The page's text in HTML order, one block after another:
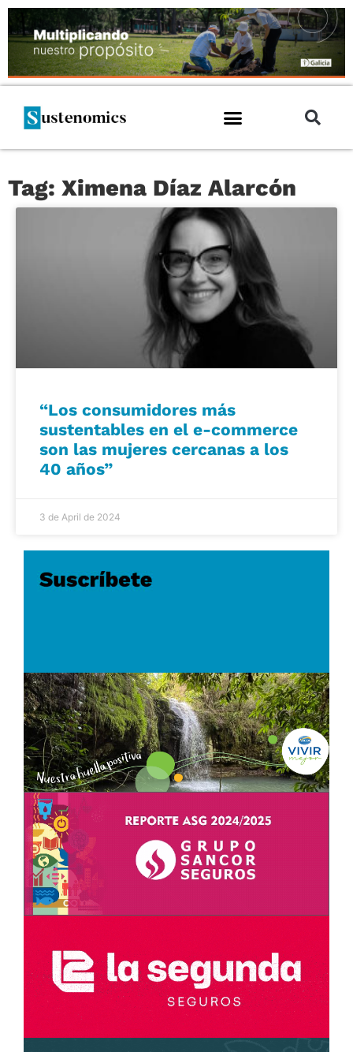
Tag: Ximena Díaz Alarcón
“Los consumidores más
sustentables en el e-commerce
son las mujeres cercanas a los
40 años”
3 de April de 2024